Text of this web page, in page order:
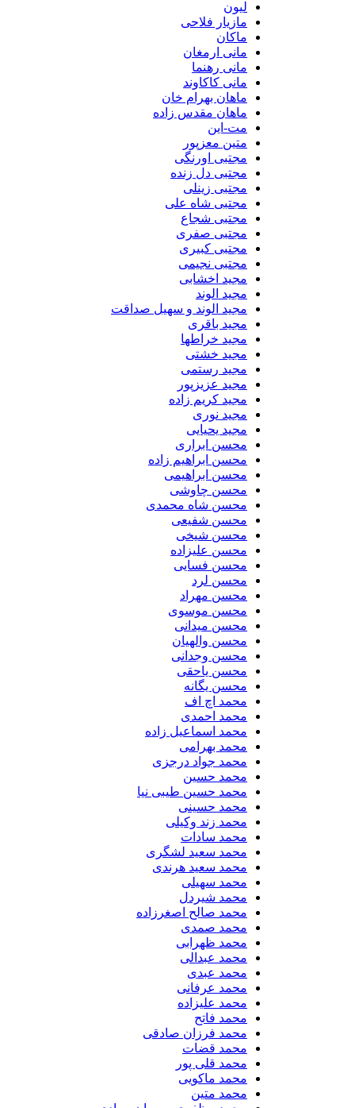
مازیار فلاحی
مانی ارمغان
مانی رهنما
مانی کاکاوند
ماهان بهرام خان
ماهان مقدس زاده
مت-این
متین معزپور
مجتبی اورنگی
مجتبی دل زنده
مجتبی زینلی
مجتبی شاه علی
مجتبی شجاع
مجتبی صفری
مجتبی کبیری
مجتبی نجیمی
مجید اخشابی
مجید الوند‎
مجید الوند و سهیل صداقت
مجید باقری
مجید خراطها
مجید خشتی
مجید رستمی
مجید عزیزپور
مجید کریم زاده
مجید نوری
مجید یحیایی
محسن ابراری
محسن ابراهیم زاده
محسن ابراهیمی
محسن چاوشی
محسن شاه محمدی
محسن شفیعی
محسن شیخی
محسن علیزاده
محسن فسایی
محسن لرد
محسن مهراد
محسن موسوی
محسن میدانی
محسن والهیان
محسن وجدانی
محسن یاحقی
محسن یگانه
محمد اچ اف
محمد احمدی
محمد اسماعیل زاده
محمد بهرامی
محمد جواد درجزی
محمد حسین
محمد حسین طیبی نیا
محمد حسینی
محمد زند وکیلی
محمد سادات
محمد سعید لشگری
محمد سعید هرندی
محمد سهیلی
​محمد شیردل
محمد صالح اصغرزاده
محمد صمدی
محمد ظهرابی
محمد عبدالی
محمد عبدی
محمد عرفانی
محمد علیزاده
محمد فاتح
محمد فرزان صادقی
محمد قضات
محمد قلی پور
محمد ماکویی
محمد متین